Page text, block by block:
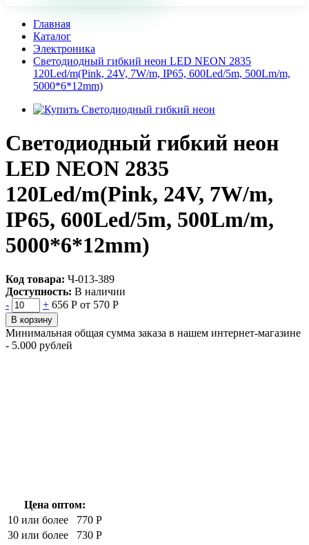
Главная
Каталог
Электроника
Светодиодный гибкий неон LED NEON 2835
120Led/m(Pink, 24V, 7W/m, IP65, 600Led/5m, 500Lm/m,
5000*6*12mm)
Светодиодный гибкий неон
LED NEON 2835
120Led/m(Pink, 24V, 7W/m,
IP65, 600Led/5m, 500Lm/m,
5000*6*12mm)
Код товара: Ч-013-389
Доступность: В наличии
-
+ 656 Р от 570 Р
В корзину
Минимальная общая сумма заказа в нашем интернет-магазине
- 5.000 рублей
Цена оптом:
10 или более
770 Р
30 или более
730 Р